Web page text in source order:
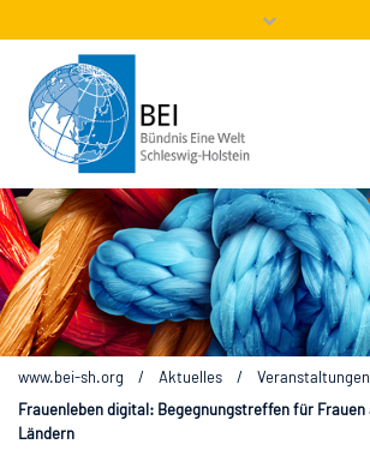
Mitglieder
www.bei-sh.org / Aktuelles / Veranstaltungen
Frauenleben digital: Begegnungstreffen für
Ländern